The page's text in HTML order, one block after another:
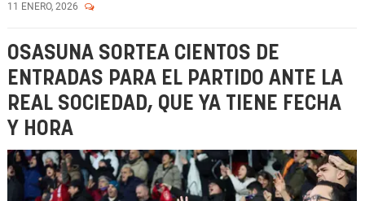
11 ENERO, 2026
OSASUNA SORTEA CIENTOS DE
ENTRADAS PARA EL PARTIDO ANTE LA
REAL SOCIEDAD, QUE YA TIENE FECHA
Y HORA